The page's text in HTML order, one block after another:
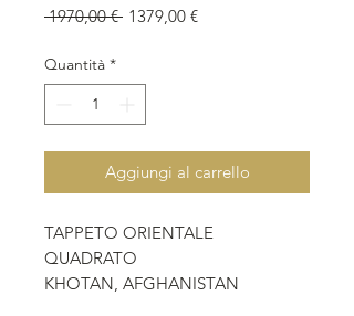
1970,00 € Prezzo
1379,00 €Prezzo
Quantità *
Aggiungi al carrello
TAPPETO ORIENTALE
QUADRATO
KHOTAN, AFGHANISTAN